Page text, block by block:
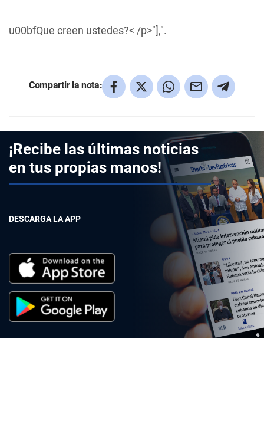
u00bfQue creen ustedes?< /p>"],".
Compartir la nota:
¡Recibe las últimas noticias
en tus propias manos!
DESCARGA LA APP